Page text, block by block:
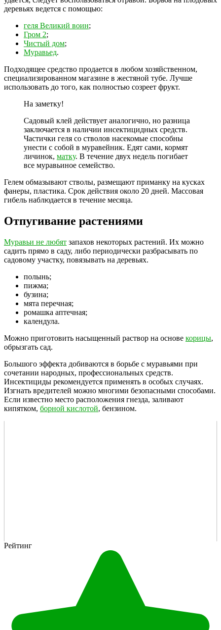
деревьях ведется с помощью:
геля Великий воин;
Гром 2;
Чистый дом;
Муравьед.
Подходящее средство продается в любом хозяйственном,
специализированном магазине в жестяной тубе. Лучше
использовать до того, как полностью созреет фрукт.
На заметку!
Садовый клей действует аналогично, но разница
заключается в наличии инсектицидных средств.
Частички геля со стволов насекомые способны
унести с собой в муравейник. Едят сами, кормят
личинок, матку. В течение двух недель погибает
все муравьиное семейство.
Гелем обмазывают стволы, размещают приманку на кусках
фанеры, пластика. Срок действия около 20 дней. Массовая
гибель наблюдается в течение месяца.
Отпугивание растениями
Муравьи не любят запахов некоторых растений. Их можно
садить прямо в саду, либо периодически разбрасывать по
садовому участку, повязывать на деревьях.
полынь;
пижма;
бузина;
мята перечная;
ромашка аптечная;
календула.
Можно приготовить насыщенный раствор на основе корицы,
обрызгать сад.
Большого эффекта добиваются в борьбе с муравьями при
сочетании народных, профессиональных средств.
Инсектициды рекомендуется применять в особых случаях.
Изгнать вредителей можно многими безопасными способами.
Если известно место расположения гнезда, заливают
кипятком, борной кислотой, бензином.
Рейтинг